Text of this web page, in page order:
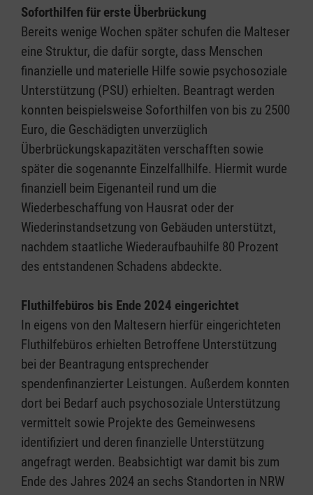
Soforthilfen für erste Überbrückung
Bereits wenige Wochen später schufen die Malteser
eine Struktur, die dafür sorgte, dass Menschen
finanzielle und materielle Hilfe sowie psychosoziale
Unterstützung (PSU) erhielten. Beantragt werden
konnten beispielsweise Soforthilfen von bis zu 2500
Euro, die Geschädigten unverzüglich
Überbrückungskapazitäten verschafften sowie
später die sogenannte Einzelfallhilfe. Hiermit wurde
finanziell beim Eigenanteil rund um die
Wiederbeschaffung von Hausrat oder der
Wiederinstandsetzung von Gebäuden unterstützt,
nachdem staatliche Wiederaufbauhilfe 80 Prozent
des entstandenen Schadens abdeckte.
Fluthilfebüros bis Ende 2024 eingerichtet
In eigens von den Maltesern hierfür eingerichteten
Fluthilfebüros erhielten Betroffene Unterstützung
bei der Beantragung entsprechender
spendenfinanzierter Leistungen. Außerdem konnten
dort bei Bedarf auch psychosoziale Unterstützung
vermittelt sowie Projekte des Gemeinwesens
identifiziert und deren finanzielle Unterstützung
angefragt werden. Beabsichtigt war damit bis zum
Ende des Jahres 2024 an sechs Standorten in NRW